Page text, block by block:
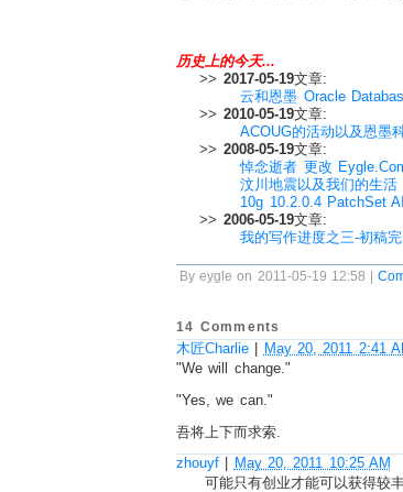
历史上的今天...
>> 2017-05-19文章:
云和恩墨 Oracle
>> 2010-05-19文章:
ACOUG的活动以及恩墨
>> 2008-05-19文章:
悼念逝者 更改
汶川地震以及我们的生活
10g 10.2.0.4 PatchSet
>> 2006-05-19文章:
我的写作进度之三-初稿
By eygle on 2011-05-19 12:58 |
14 Comments
木匠Charlie | May 20, 2011 2:41
"We will change."
"Yes, we can."
吾将上下而求索.
zhouyf | May 20, 2011 10:25 AM
可能只有创业才能可以获得较丰